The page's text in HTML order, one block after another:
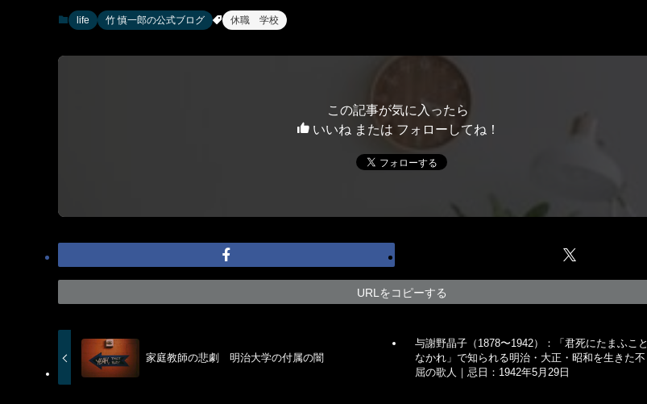
life 竹 慎一郎の公式ブログ 休職 学校
この記事が気に入ったら
いいね または フォローしてね！
URLをコピーする
家庭教師の悲劇 明治大学の付属の闇
与謝野晶子（1878〜1942）：「君死にたまふこと
なかれ」で知られる明治・大正・昭和を生きた不
屈の歌人｜忌日：1942年5月29日